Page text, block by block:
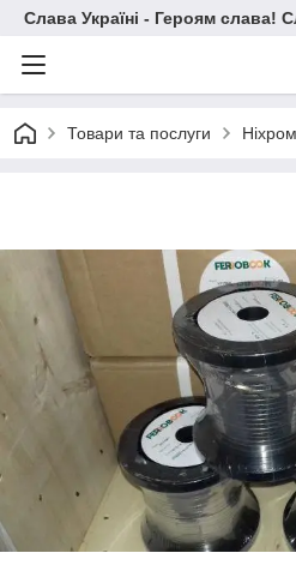
Слава Україні - Героям слава!
Товари та послуги Ніхром